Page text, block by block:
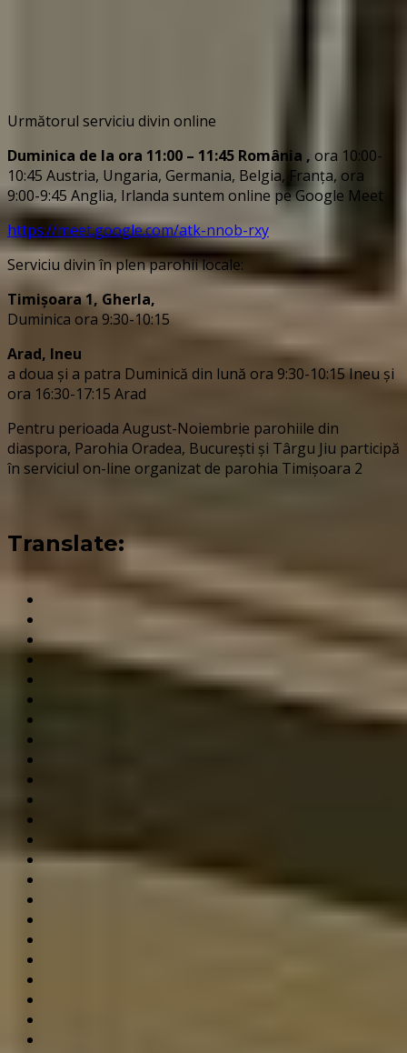
Următorul serviciu divin online
Duminica de la ora 11:00 – 11:45 România , ora 10:00-
10:45 Austria, Ungaria, Germania, Belgia, Franța, ora
9:00-9:45 Anglia, Irlanda suntem online pe Google Meet
https://meet.google.com/atk-nnob-rxy
Serviciu divin în plen parohii locale:
Timișoara 1, Gherla,
Duminica ora 9:30-10:15
Arad, Ineu
a doua și a patra Duminică din lună ora 9:30-10:15 Ineu și
ora 16:30-17:15 Arad
Pentru perioada August-Noiembrie parohiile din
diaspora, Parohia Oradea, București și Târgu Jiu participă
în serviciul on-line organizat de parohia Timișoara 2
Translate: